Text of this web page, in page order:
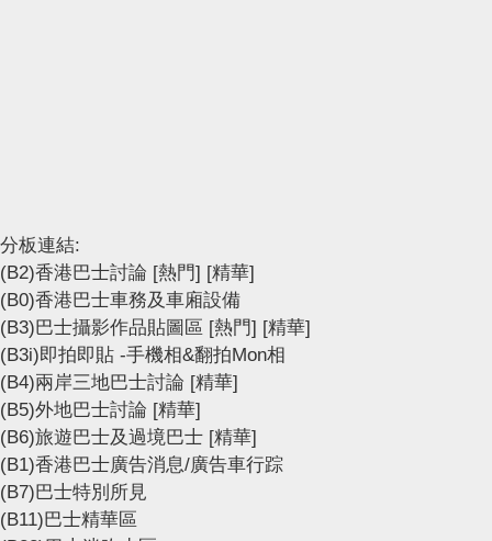
分板連結:
(B2)香港巴士討論 [熱門] [精華]
(B0)香港巴士車務及車廂設備
(B3)巴士攝影作品貼圖區 [熱門] [精華]
(B3i)即拍即貼 -手機相&翻拍Mon相
(B4)兩岸三地巴士討論 [精華]
(B5)外地巴士討論 [精華]
(B6)旅遊巴士及過境巴士 [精華]
(B1)香港巴士廣告消息/廣告車行踪
(B7)巴士特別所見
(B11)巴士精華區